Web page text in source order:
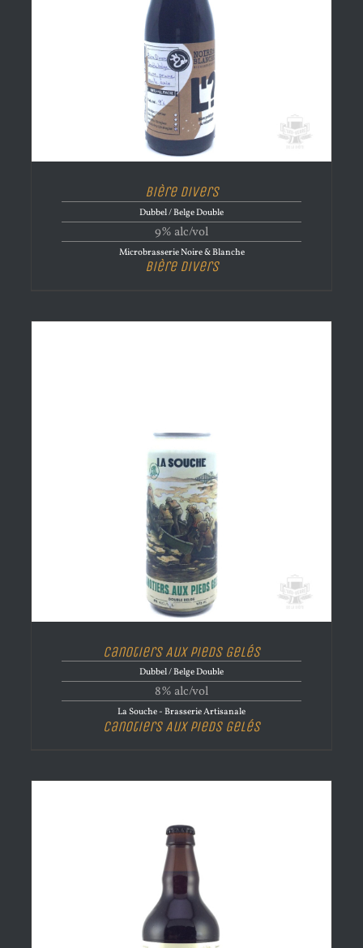
Bière Divers
Dubbel / Belge Double
9% alc/vol
Microbrasserie Noire & Blanche
Bière Divers
Canotiers Aux Pieds Gelés
Dubbel / Belge Double
8% alc/vol
La Souche - Brasserie Artisanale
Canotiers Aux Pieds Gelés